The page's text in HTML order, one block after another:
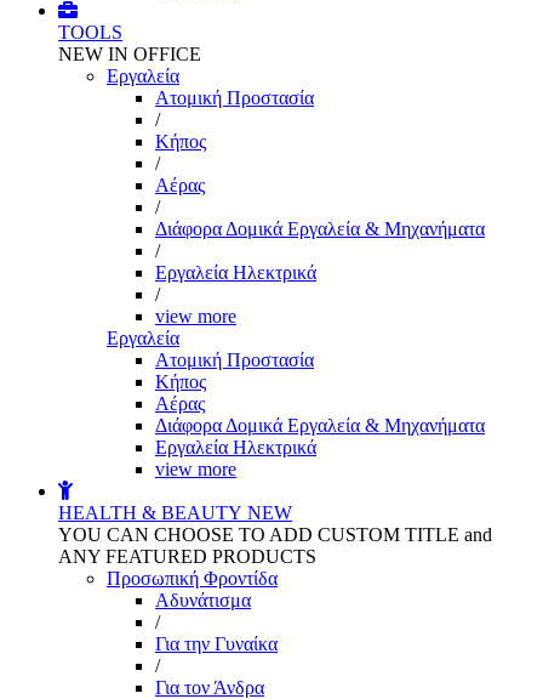
TOOLS
NEW IN OFFICE
Εργαλεία
Aτομική Προστασία
/
Kήπος
/
Αέρας
/
Διάφορα Δομικά Εργαλεία & Μηχανήματα
/
Εργαλεία Ηλεκτρικά
/
view more
Εργαλεία
Aτομική Προστασία
Kήπος
Αέρας
Διάφορα Δομικά Εργαλεία & Μηχανήματα
Εργαλεία Ηλεκτρικά
view more
HEALTH & BEAUTY NEW
YOU CAN CHOOSE TO ADD CUSTOM TITLE and
ANY FEATURED PRODUCTS
Προσωπική Φροντίδα
Αδυνάτισμα
/
Για την Γυναίκα
/
Για τον Άνδρα